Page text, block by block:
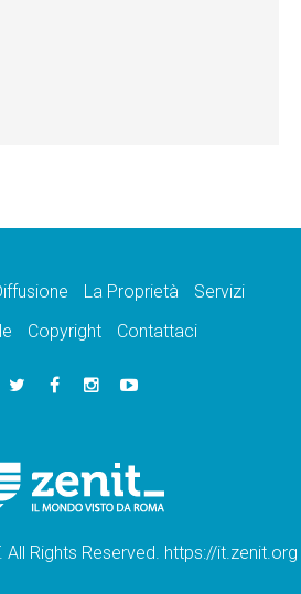
La Proprietà
Servizi
Copyright Contattaci
Rights Reserved. https://it.zenit.org